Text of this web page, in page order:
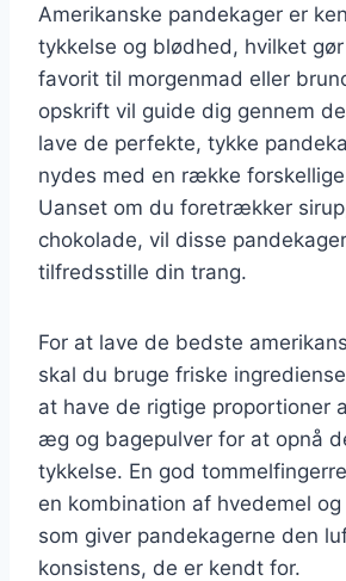
Amerikanske pandekager er
tykkelse og blødhed, hvilket
favorit til morgenmad eller
opskrift vil guide dig gennem
lave de perfekte, tykke
nydes med en række
Uanset om du foretrækker
chokolade, vil disse
tilfredsstille din trang.
For at lave de bedste
skal du bruge friske
at have de rigtige proportioner
æg og bagepulver for at opnå
tykkelse. En god
en kombination af hvedemel og
som giver pandekagerne den
konsistens, de er kendt for.